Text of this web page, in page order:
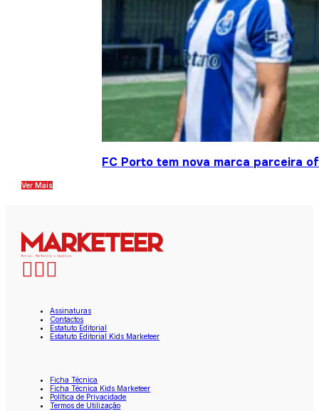
FC Porto tem nova marca parceira
Ver Mais
Assinaturas
Contactos
Estatuto Editorial
Estatuto Editorial Kids Marketeer
Ficha Técnica
Ficha Técnica Kids Marketeer
Política de Privacidade
Termos de Utilização